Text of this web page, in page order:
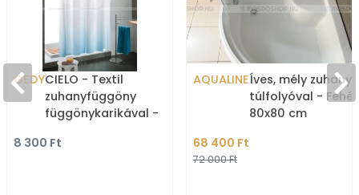
GEDYCIELO - Textil
zuhanyfüggöny
függönykarikával -
Fehér, kék színátmenetes
8 300 Ft
AQUALINEÍves, mély
túlfolyóval -
80x80 cm
68 400 Ft
72 000 Ft